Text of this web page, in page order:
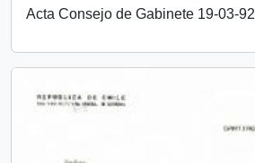
Acta Consejo de Gabinete 19-03-92